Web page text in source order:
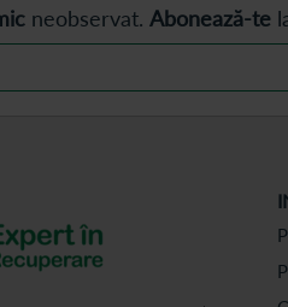
neobservat. Abonează-te